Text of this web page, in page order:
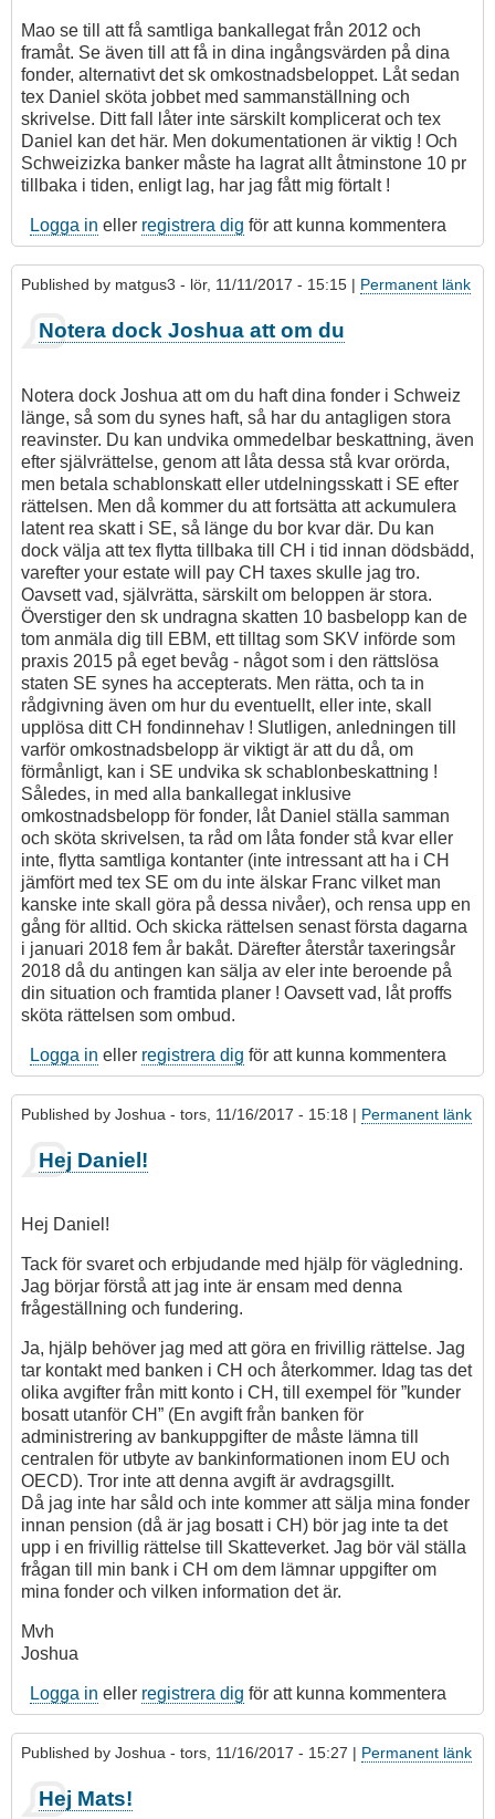
Mao se till att få samtliga bankallegat från 2012 och
framåt. Se även till att få in dina ingångsvärden på dina
fonder, alternativt det sk omkostnadsbeloppet. Låt sedan
tex Daniel sköta jobbet med sammanställning och
skrivelse. Ditt fall låter inte särskilt komplicerat och tex
Daniel kan det här. Men dokumentationen är viktig ! Och
Schweizizka banker måste ha lagrat allt åtminstone 10 pr
tillbaka i tiden, enligt lag, har jag fått mig förtalt !
Logga in eller registrera dig för att kunna kommentera
Published by matgus3 - lör, 11/11/2017 - 15:15 | Permanent länk
Notera dock Joshua att om du
Notera dock Joshua att om du haft dina fonder i Schweiz
länge, så som du synes haft, så har du antagligen stora
reavinster. Du kan undvika ommedelbar beskattning, även
efter självrättelse, genom att låta dessa stå kvar orörda,
men betala schablonskatt eller utdelningsskatt i SE efter
rättelsen. Men då kommer du att fortsätta att ackumulera
latent rea skatt i SE, så länge du bor kvar där. Du kan
dock välja att tex flytta tillbaka till CH i tid innan dödsbädd,
varefter your estate will pay CH taxes skulle jag tro.
Oavsett vad, självrätta, särskilt om beloppen är stora.
Överstiger den sk undragna skatten 10 basbelopp kan de
tom anmäla dig till EBM, ett tilltag som SKV införde som
praxis 2015 på eget bevåg - något som i den rättslösa
staten SE synes ha accepterats. Men rätta, och ta in
rådgivning även om hur du eventuellt, eller inte, skall
upplösa ditt CH fondinnehav ! Slutligen, anledningen till
varför omkostnadsbelopp är viktigt är att du då, om
förmånligt, kan i SE undvika sk schablonbeskattning !
Således, in med alla bankallegat inklusive
omkostnadsbelopp för fonder, låt Daniel ställa samman
och sköta skrivelsen, ta råd om låta fonder stå kvar eller
inte, flytta samtliga kontanter (inte intressant att ha i CH
jämfört med tex SE om du inte älskar Franc vilket man
kanske inte skall göra på dessa nivåer), och rensa upp en
gång för alltid. Och skicka rättelsen senast första dagarna
i januari 2018 fem år bakåt. Därefter återstår taxeringsår
2018 då du antingen kan sälja av eler inte beroende på
din situation och framtida planer ! Oavsett vad, låt proffs
sköta rättelsen som ombud.
Logga in eller registrera dig för att kunna kommentera
Published by Joshua - tors, 11/16/2017 - 15:18 | Permanent länk
Hej Daniel!
Hej Daniel!
Tack för svaret och erbjudande med hjälp för vägledning.
Jag börjar förstå att jag inte är ensam med denna
frågeställning och fundering.
Ja, hjälp behöver jag med att göra en frivillig rättelse. Jag
tar kontakt med banken i CH och återkommer. Idag tas det
olika avgifter från mitt konto i CH, till exempel för ”kunder
bosatt utanför CH” (En avgift från banken för
administrering av bankuppgifter de måste lämna till
centralen för utbyte av bankinformationen inom EU och
OECD). Tror inte att denna avgift är avdragsgillt.
Då jag inte har såld och inte kommer att sälja mina fonder
innan pension (då är jag bosatt i CH) bör jag inte ta det
upp i en frivillig rättelse till Skatteverket. Jag bör väl ställa
frågan till min bank i CH om dem lämnar uppgifter om
mina fonder och vilken information det är.
Mvh
Joshua
Logga in eller registrera dig för att kunna kommentera
Published by Joshua - tors, 11/16/2017 - 15:27 | Permanent länk
Hej Mats!